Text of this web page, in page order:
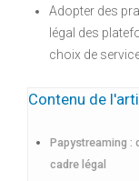
Adopter des
légal des
choix de
Contenu de
Papystreaming :
cadre légal